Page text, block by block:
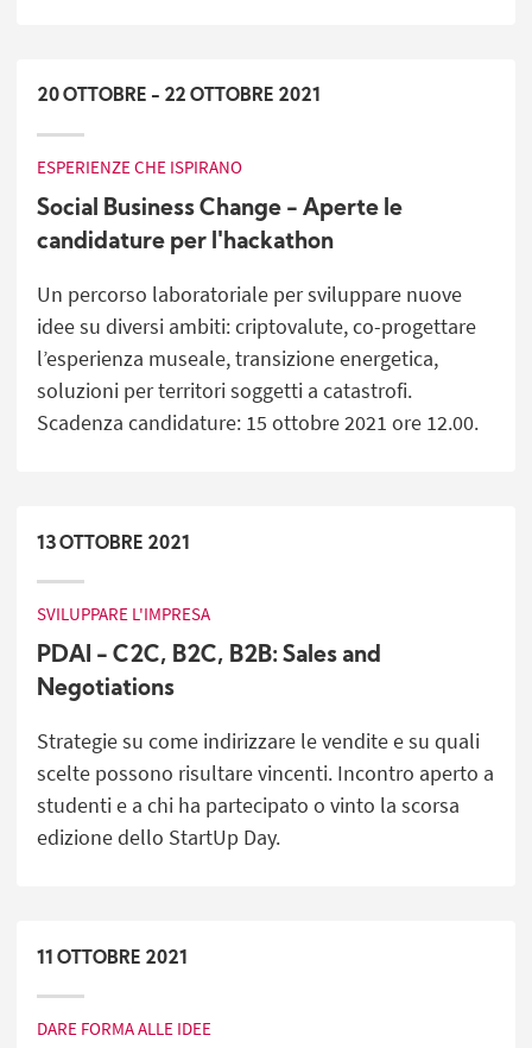
20 OTTOBRE - 22 OTTOBRE 2021
ESPERIENZE CHE ISPIRANO
Social Business Change - Aperte le
candidature per l'hackathon
Un percorso laboratoriale per sviluppare nuove
idee su diversi ambiti: criptovalute, co-progettare
l’esperienza museale, transizione energetica,
soluzioni per territori soggetti a catastrofi.
Scadenza candidature: 15 ottobre 2021 ore 12.00.
13 OTTOBRE 2021
SVILUPPARE L'IMPRESA
PDAI - C2C, B2C, B2B: Sales and
Negotiations
Strategie su come indirizzare le vendite e su quali
scelte possono risultare vincenti. Incontro aperto a
studenti e a chi ha partecipato o vinto la scorsa
edizione dello StartUp Day.
11 OTTOBRE 2021
DARE FORMA ALLE IDEE